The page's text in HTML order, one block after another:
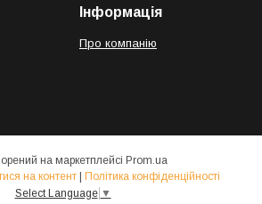
Інформація
Про компанію
на маркетплейсі Prom.ua
на контент | Політика конфіденційності
Select Language ▼